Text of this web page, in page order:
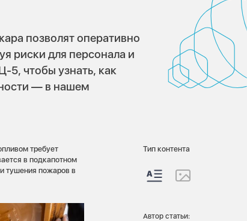
позволят оперативно
риски для персонала и
5, чтобы узнать, как
— в нашем
требует
в подкапотном
тушения пожаров в
Тип контента
Автор статьи: